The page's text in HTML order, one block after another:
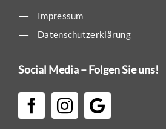
Impressum
Datenschutzerklärung
Social Media – Folgen Sie uns!